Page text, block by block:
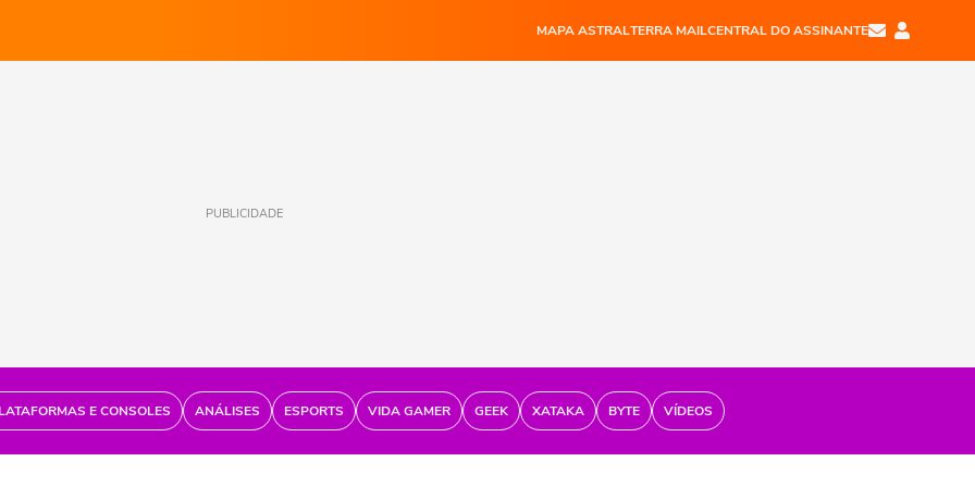
MAPA ASTRALTERRA MAILCENTRAL DO ASSINANTE
PUBLICIDADE
E CONSOLES ANÁLISES ESPORTS VIDA GAMER GEEK XATAKA BYTE VÍDEOS